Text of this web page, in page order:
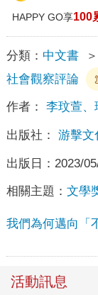
HAPPY GO享100
分類： 中文書 ＞
社會觀察評論
作者： 李玟萱、
出版社： 游擊文
出版日： 2023/
相關主題： 文學
我們為何邁向「
活動訊息